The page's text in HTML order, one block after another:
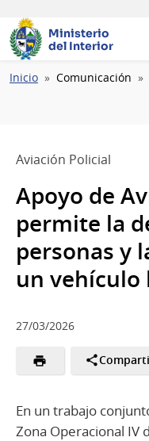
Ministerio
del Interior
Ruta
Inicio Comunicación
Aviación Policial
Apoyo de
permite la
personas y
un vehículo
27/03/2026
En un trabajo
Zona Operacional IV